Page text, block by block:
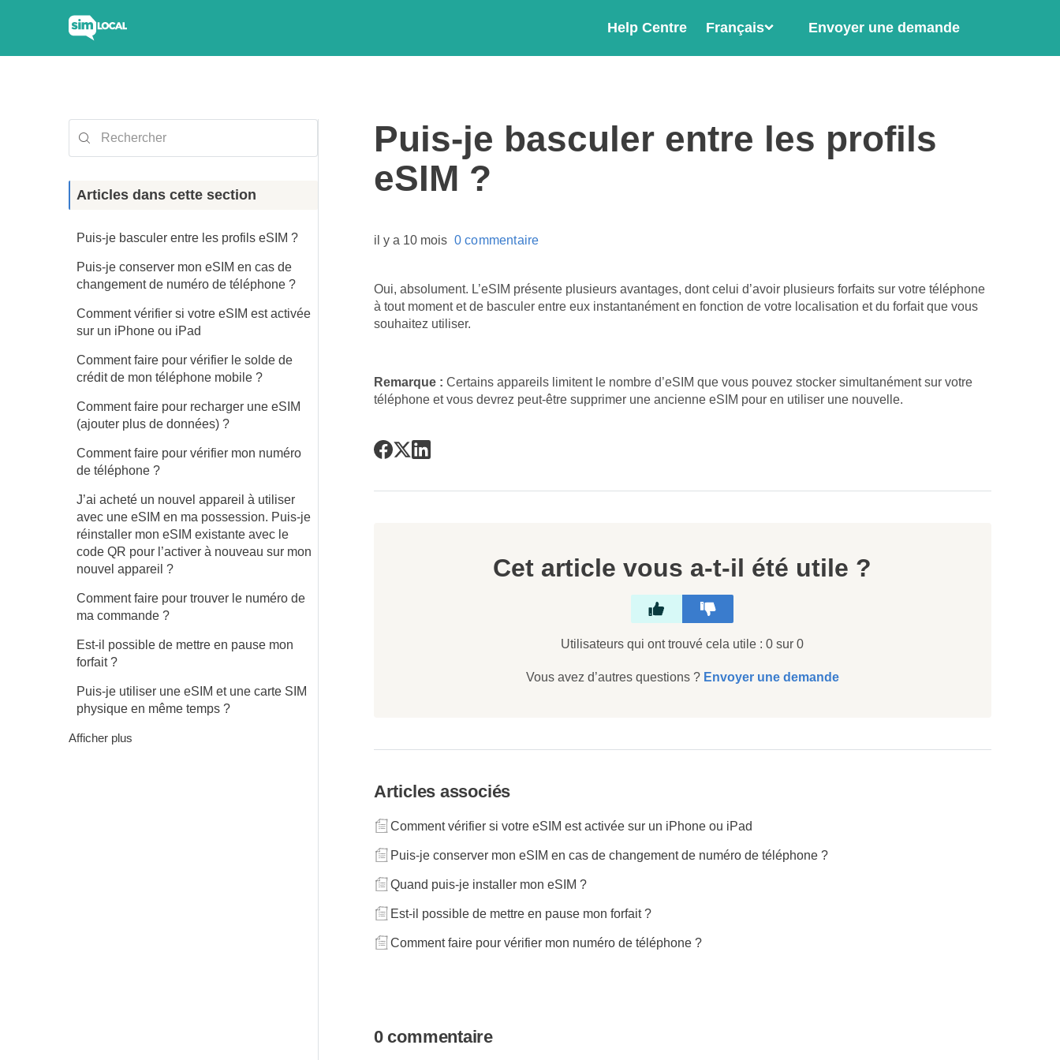
Help Centre Français Envoyer une demande
Articles dans cette section
Puis-je basculer entre les profils eSIM ?
Puis-je conserver mon eSIM en cas de
changement de numéro de téléphone ?
Comment vérifier si votre eSIM est activée
sur un iPhone ou iPad
Comment faire pour vérifier le solde de
crédit de mon téléphone mobile ?
Comment faire pour recharger une eSIM
(ajouter plus de données) ?
Comment faire pour vérifier mon numéro
de téléphone ?
J’ai acheté un nouvel appareil à utiliser
avec une eSIM en ma possession. Puis-je
réinstaller mon eSIM existante avec le
code QR pour l’activer à nouveau sur mon
nouvel appareil ?
Comment faire pour trouver le numéro de
ma commande ?
Est-il possible de mettre en pause mon
forfait ?
Puis-je utiliser une eSIM et une carte SIM
physique en même temps ?
Afficher plus
Puis-je basculer entre les profils
eSIM ?
il y a 10 mois 0 commentaire
Oui, absolument. L’eSIM présente plusieurs avantages, dont celui d’avoir plusieurs forfaits sur votre téléphone
à tout moment et de basculer entre eux instantanément en fonction de votre localisation et du forfait que vous
souhaitez utiliser.
Remarque : Certains appareils limitent le nombre d’eSIM que vous pouvez stocker simultanément sur votre
téléphone et vous devrez peut-être supprimer une ancienne eSIM pour en utiliser une nouvelle.
Cet article vous a-t-il été utile ?
Utilisateurs qui ont trouvé cela utile : 0 sur 0
Vous avez d’autres questions ? Envoyer une demande
Articles associés
Comment vérifier si votre eSIM est activée sur un iPhone ou iPad
Puis-je conserver mon eSIM en cas de changement de numéro de téléphone ?
Quand puis-je installer mon eSIM ?
Est-il possible de mettre en pause mon forfait ?
Comment faire pour vérifier mon numéro de téléphone ?
0 commentaire